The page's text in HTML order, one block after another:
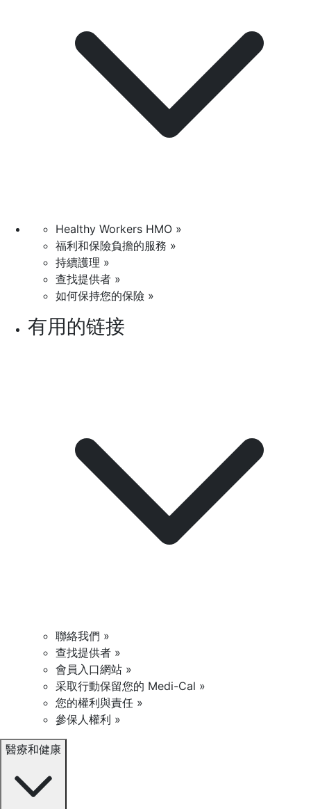
Healthy Workers HMO »
福利和保險負擔的服務 »
持續護理 »
查找提供者 »
如何保持您的保險 »
有用的链接
聯絡我們 »
查找提供者 »
會員入口網站 »
采取行動保留您的 Medi-Cal »
您的權利與責任 »
參保人權利 »
醫療和健康